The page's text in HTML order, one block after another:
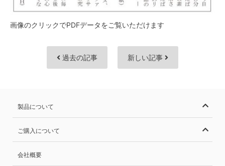
画像のクリックでPDFデータをご覧いただけます
過去の記事 新しい記事
製品について
ご購入について
会社概要